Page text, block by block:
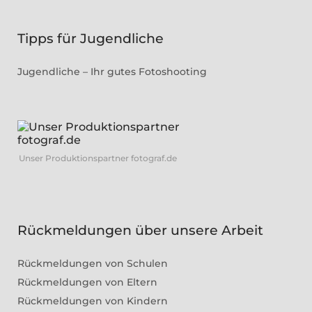
Tipps für Jugendliche
Jugendliche – Ihr gutes Fotoshooting
Unser Produktionspartner fotograf.de
Rückmeldungen über unsere Arbeit
Rückmeldungen von Schulen
Rückmeldungen von Eltern
Rückmeldungen von Kindern